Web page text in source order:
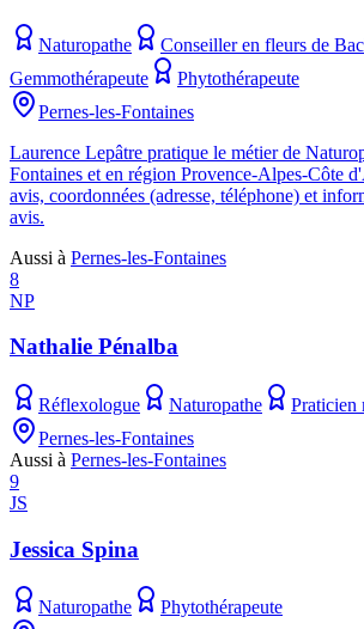
Naturopathe
Conseiller en fleurs de
Gemmothérapeute
Phytothérapeute
Pernes-les-Fontaines
Laurence Lepâtre pratique le métier de
Fontaines et en région Provence-Alpes-Côte
avis, coordonnées (adresse, téléphone) et
avis.
Aussi à Pernes-les-Fontaines
8
NP
Nathalie Pénalba
Réflexologue Naturopathe
Praticien
Pernes-les-Fontaines
Aussi à Pernes-les-Fontaines
9
JS
Jessica Spina
Naturopathe
Phytothérapeute